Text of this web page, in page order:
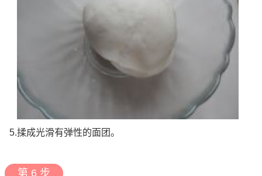
5.揉成光滑有弹性的面团。
第 6 步